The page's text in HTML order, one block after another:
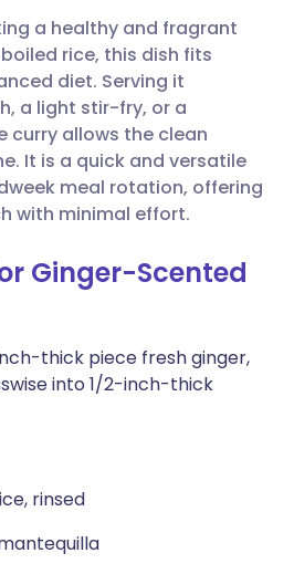
en X
vía WhatsApp
enlace
🇮🇱 עברית
🇸🇦 عربي 🇸🇪 Svenska
a healthy and fragrant
rice, this dish fits
diet. Serving it
a light stir-fry, or a
curry allows the clean
It is a quick and versatile
meal rotation, offering
with minimal effort.
Ginger-Scented
thick piece fresh ginger,
into 1/2-inch-thick
rinsed